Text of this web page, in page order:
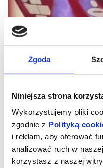
Zgoda
Niniejsza strona
Wykorzystujemy pliki
zgodnie z Polityką
i reklam, aby oferować
analizować ruch w
korzystasz z naszej